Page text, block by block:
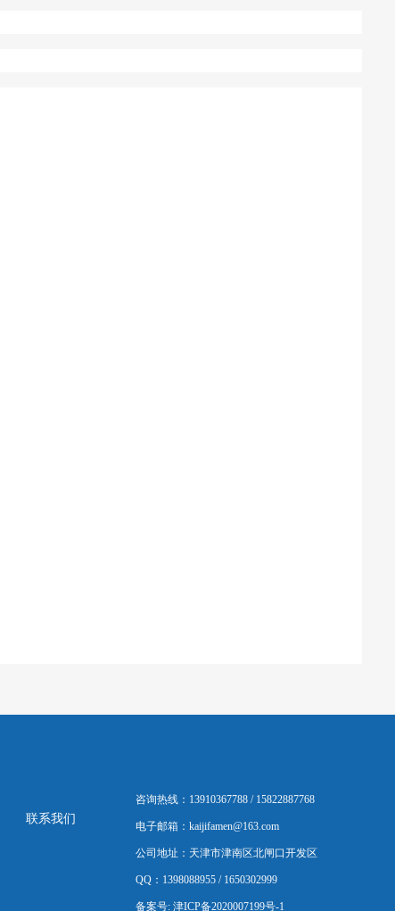
联系我们
咨询热线：13910367788 / 15822887768
电子邮箱：kaijifamen@163.com
公司地址：天津市津南区北闸口开发区
QQ：1398088955 / 1650302999
备案号: 津ICP备2020007199号-1